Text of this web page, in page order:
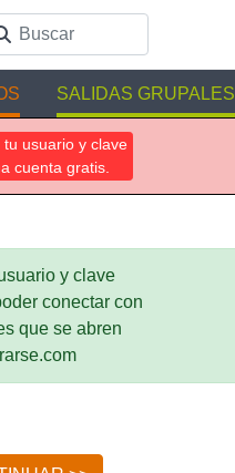
SALIDAS GRUPALES
usuario y clave
cuenta gratis.
y clave
conectar con
que se abren